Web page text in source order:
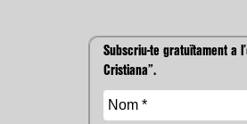
Subscriu-te gratuïtament a
Cristiana”.